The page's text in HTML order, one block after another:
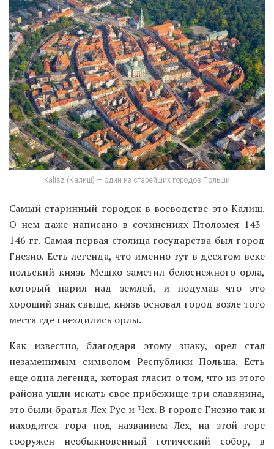
Kalisz (Калиш) — один из старейших городов Польши
Самый старинный городок в воеводстве это Калиш.
О нем даже написано в сочинениях Птоломея 143-
146 гг. Самая первая столица государства был город
Гнезно. Есть легенда, что именно тут в десятом веке
польский князь Мешко заметил белоснежного орла,
который парил над землей, и подумав что это
хороший знак свыше, князь основал город возле того
места где гнездились орлы.
Как известно, благодаря этому знаку, орел стал
незаменимым символом Республики Польша. Есть
еще одна легенда, которая гласит о том, что из этого
района ушли искать свое прибежище три славянина,
это были братья Лех Рус и Чех. В городе Гнезно так и
находится гора под названием Лех, на этой горе
сооружен необыкновенный готический собор, в